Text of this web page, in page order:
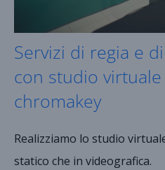
Servizi di regia e
con studio
chromakey
Realizziamo lo studio
statico che in videografica.